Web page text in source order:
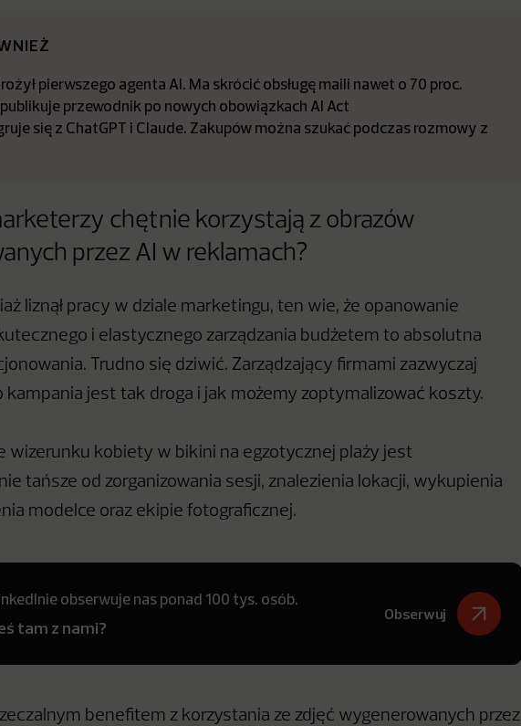
pierwszego agenta AI. Ma skrócić obsługę maili nawet o 70 proc.
publikuje przewodnik po nowych obowiązkach AI Act
się z ChatGPT i Claude. Zakupów można szukać podczas rozmowy z
chętnie korzystają z obrazów
przez AI w reklamach?
liznął pracy w dziale marketingu, ten wie, że opanowanie
i elastycznego zarządzania budżetem to absolutna
Trudno się dziwić. Zarządzający firmami zazwyczaj
kampania jest tak droga i jak możemy zoptymalizować koszty.
wizerunku kobiety w bikini na egzotycznej plaży jest
tańsze od zorganizowania sesji, znalezienia lokacji, wykupienia
modelce oraz ekipie fotograficznej.
obserwuje nas ponad 100 tys. osób.
tam z nami?
Obserwuj
benefitem z korzystania ze zdjęć wygenerowanych przez